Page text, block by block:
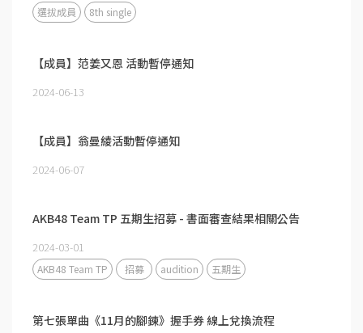
選拔成員 8th single
【成員】范姜又恩 活動暫停通知
2024-06-13
【成員】翁曼綾活動暫停通知
2024-06-07
AKB48 Team TP 五期生招募 - 書面審查結果相關公告
2024-03-01
AKB48 Team TP 招募 audition 五期生
第七張單曲《11月的腳鍊》握手券 線上兌換流程